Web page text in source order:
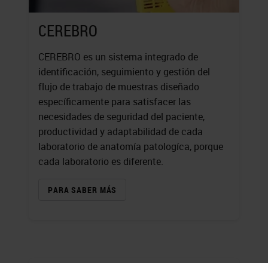
CEREBRO
CEREBRO es un sistema integrado de
identificación, seguimiento y gestión del
flujo de trabajo de muestras diseñado
específicamente para satisfacer las
necesidades de seguridad del paciente,
productividad y adaptabilidad de cada
laboratorio de anatomía patologíca, porque
cada laboratorio es diferente.
PARA SABER MÁS